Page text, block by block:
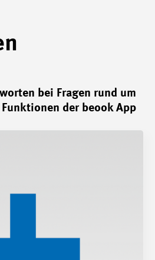
bei Fragen rund um
der beook App